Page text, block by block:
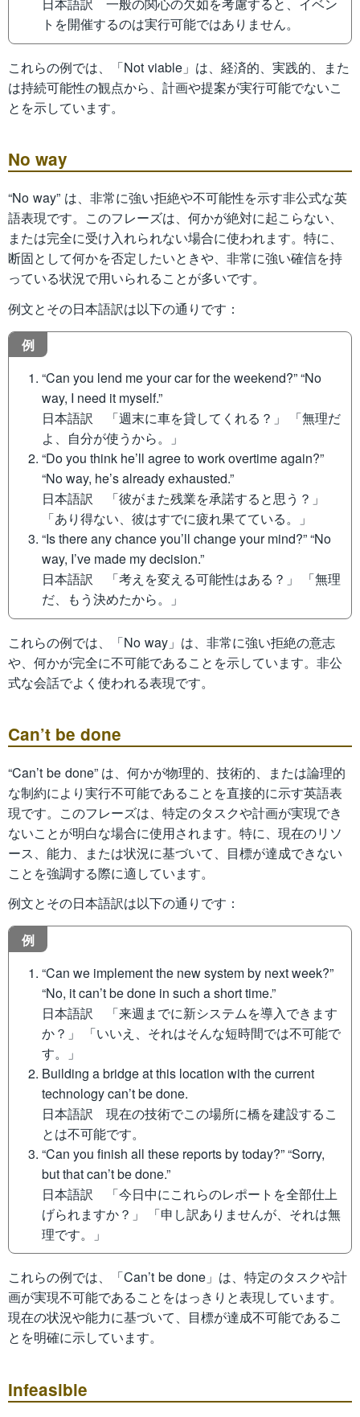
日本語訳 一般の関心の欠如を考慮すると、イベン
トを開催するのは実行可能ではありません。
これらの例では、「Not viable」は、経済的、実践的、また
は持続可能性の観点から、計画や提案が実行可能でないこ
とを示しています。
No way
“No way” は、非常に強い拒絶や不可能性を示す非公式な英
語表現です。このフレーズは、何かが絶対に起こらない、
または完全に受け入れられない場合に使われます。特に、
断固として何かを否定したいときや、非常に強い確信を持
っている状況で用いられることが多いです。
例文とその日本語訳は以下の通りです：
例
“Can you lend me your car for the weekend?” “No
way, I need it myself.”
日本語訳 「週末に車を貸してくれる？」 「無理だ
よ、自分が使うから。」
“Do you think he’ll agree to work overtime again?”
“No way, he’s already exhausted.”
日本語訳 「彼がまた残業を承諾すると思う？」
「あり得ない、彼はすでに疲れ果てている。」
“Is there any chance you’ll change your mind?” “No
way, I’ve made my decision.”
日本語訳 「考えを変える可能性はある？」 「無理
だ、もう決めたから。」
これらの例では、「No way」は、非常に強い拒絶の意志
や、何かが完全に不可能であることを示しています。非公
式な会話でよく使われる表現です。
Can’t be done
“Can’t be done” は、何かが物理的、技術的、または論理的
な制約により実行不可能であることを直接的に示す英語表
現です。このフレーズは、特定のタスクや計画が実現でき
ないことが明白な場合に使用されます。特に、現在のリソ
ース、能力、または状況に基づいて、目標が達成できない
ことを強調する際に適しています。
例文とその日本語訳は以下の通りです：
例
“Can we implement the new system by next week?”
“No, it can’t be done in such a short time.”
日本語訳 「来週までに新システムを導入できます
か？」 「いいえ、それはそんな短時間では不可能で
す。」
Building a bridge at this location with the current
technology can’t be done.
日本語訳 現在の技術でこの場所に橋を建設するこ
とは不可能です。
“Can you finish all these reports by today?” “Sorry,
but that can’t be done.”
日本語訳 「今日中にこれらのレポートを全部仕上
げられますか？」 「申し訳ありませんが、それは無
理です。」
これらの例では、「Can’t be done」は、特定のタスクや計
画が実現不可能であることをはっきりと表現しています。
現在の状況や能力に基づいて、目標が達成不可能であるこ
とを明確に示しています。
Infeasible